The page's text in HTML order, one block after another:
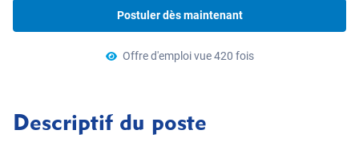
Postuler dès maintenant
Offre d'emploi vue 420 fois
Descriptif du poste